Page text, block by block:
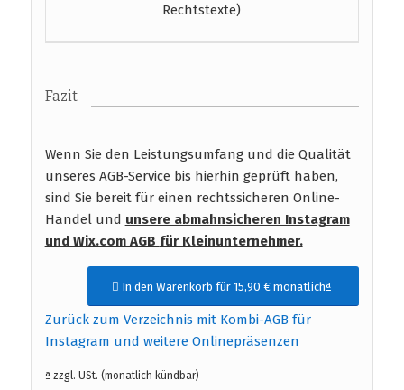
Rechtstexte)
Fazit
Wenn Sie den Leistungsumfang und die Qualität
unseres AGB-Service bis hierhin geprüft haben,
sind Sie bereit für einen rechtssicheren Online-
Handel und unsere abmahnsicheren Instagram
und Wix.com AGB für Kleinunternehmer.
In den Warenkorb für 15,90 € monatlichª
Zurück zum Verzeichnis mit Kombi-AGB für
Instagram und weitere Onlinepräsenzen
ª zzgl. USt. (monatlich kündbar)